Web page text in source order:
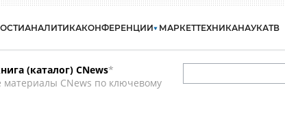
АНАЛИТИКАКОНФЕРЕНЦИИ МАРКЕТТЕХНИКАНАУКАТВ
(каталог) CNews*
материалы CNews по ключевому